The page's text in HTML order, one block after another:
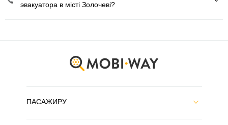
эвакуатора в місті Золочеві?
ПАСАЖИРУ